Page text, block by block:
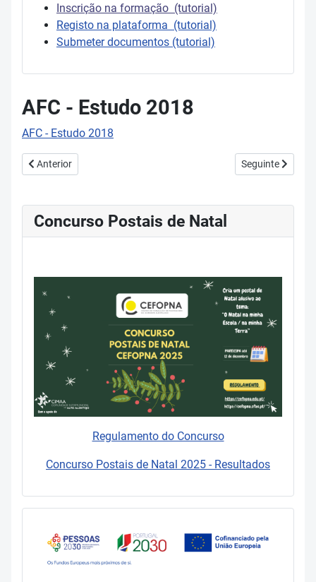
Inscrição na formação (tutorial)
Registo na plataforma (tutorial)
Submeter documentos (tutorial)
AFC - Estudo 2018
AFC - Estudo 2018
Artigo anterior: Relatório Plano 21| 23 Escola +
Anterior Artigo seguinte:
Seguinte
Concurso Postais de Natal
Regulamento do Concurso
Concurso Postais de Natal 2025 - Resultados